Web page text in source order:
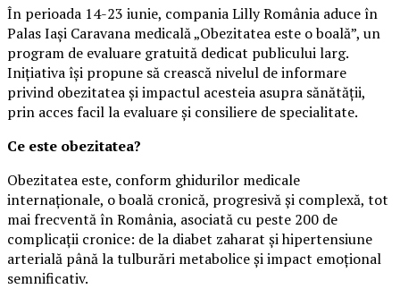
În perioada 14-23 iunie, compania Lilly România aduce în
Palas Iași Caravana medicală „Obezitatea este o boală”, un
program de evaluare gratuită dedicat publicului larg.
Inițiativa își propune să crească nivelul de informare
privind obezitatea și impactul acesteia asupra sănătății,
prin acces facil la evaluare și consiliere de specialitate.
Ce este obezitatea?
Obezitatea este, conform ghidurilor medicale
internaționale, o boală cronică, progresivă și complexă, tot
mai frecventă în România, asociată cu peste 200 de
complicații cronice: de la diabet zaharat și hipertensiune
arterială până la tulburări metabolice și impact emoțional
semnificativ.